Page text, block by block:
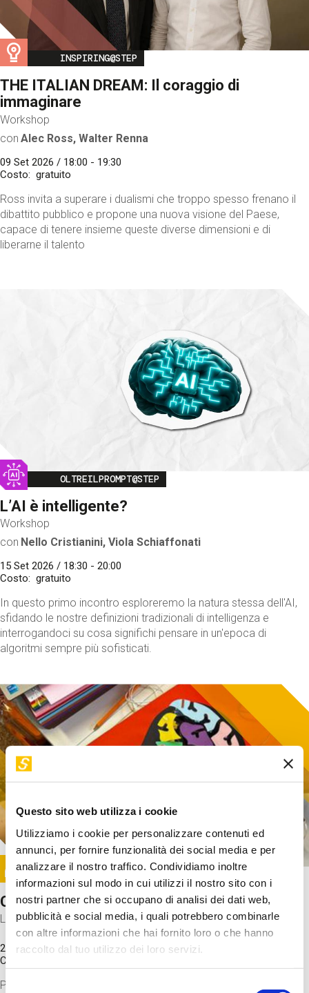
Questo sito web utilizza i cookie
Utilizziamo i cookie per personalizzare contenuti ed
annunci, per fornire funzionalità dei social media e per
analizzare il nostro traffico. Condividiamo inoltre
informazioni sul modo in cui utilizzi il nostro sito con i
nostri partner che si occupano di analisi dei dati web,
pubblicità e social media, i quali potrebbero combinarle
con altre informazioni che hai fornito loro o che hanno
raccolto dal tuo utilizzo dei loro servizi.
Selezione
Image
INSPIRING@STEP
THE ITALIAN DREAM: Il coraggio di
immaginare
Workshop
con Alec Ross, Walter Renna
09 Set 2026 / 18:00 - 19:30
Costo
gratuito
Ross invita a superare i dualismi che troppo spesso frenano il
dibattito pubblico e propone una nuova visione del Paese,
capace di tenere insieme queste diverse dimensioni e di
liberarne il talento
Image
OLTREILPROMPT@STEP
L’AI è intelligente?
Workshop
con Nello Cristianini, Viola Schiaffonati
15 Set 2026 / 18:30 - 20:00
Costo
gratuito
In questo primo incontro esploreremo la natura stessa dell'AI,
sfidando le nostre definizioni tradizionali di intelligenza e
interrogandoci su cosa significhi pensare in un'epoca di
algoritmi sempre più sofisticati.
Image
SUNDAY@STEP
Come funziona il cervello?
Laboratorio
20 Set 2026 / 11:15 - 13:00
Costo
Proveremo a costruire un cervello in cartoncino cercando di